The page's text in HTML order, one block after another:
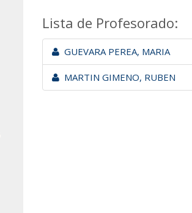
Lista de Profesorado:
GUEVARA PEREA, MARIA
MARTIN GIMENO, RUBEN